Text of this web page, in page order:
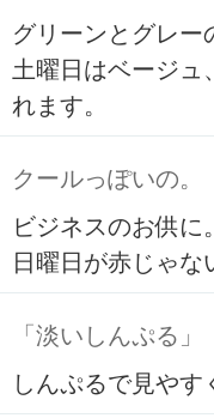
グリーンとグレー
土曜日はベージュ
れます。
クールっぽいの。
ビジネスのお供に
日曜日が赤じゃ
「淡いしんぷる」
しんぷるで見やす